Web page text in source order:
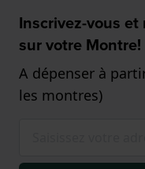
Inscrivez-vous
sur votre Montre!
A dépenser à
les montres)